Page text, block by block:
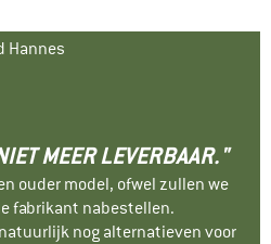
Hannes
MEER LEVERBAAR."
ouder model, ofwel zullen we
fabrikant nabestellen.
nog alternatieven voor